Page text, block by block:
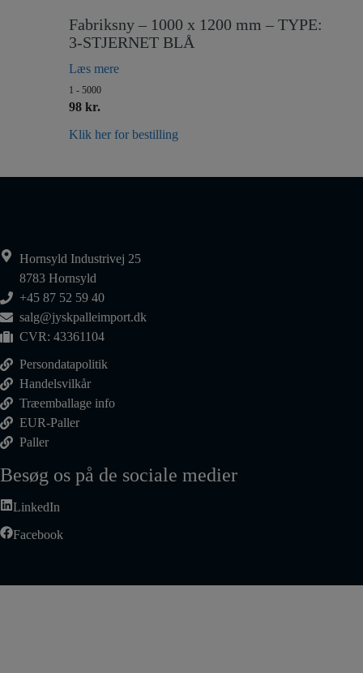
Fabriksny – 1000 x 1200 mm – TYPE:
3-STJERNET BLÅ
Læs mere
1 - 5000
98 kr.
Klik her for bestilling
Hornsyld Industrivej 25
8783 Hornsyld
+45 87 52 59 40
salg@jyskpalleimport.dk
CVR: 43361104
Persondatapolitik
Handelsvilkår
Træemballage info
EUR-Paller
Paller
Besøg os på de sociale medier
LinkedIn
Facebook